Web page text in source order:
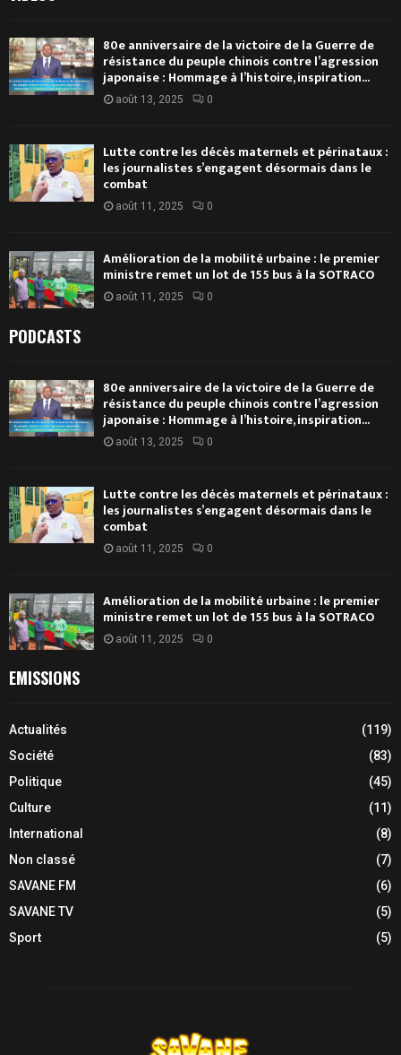
80e anniversaire de la victoire de la Guerre de
résistance du peuple chinois contre l’agression
japonaise : Hommage à l’histoire, inspiration...
août 13, 2025 0
Lutte contre les décès maternels et périnataux :
les journalistes s’engagent désormais dans le
combat
août 11, 2025 0
Amélioration de la mobilité urbaine : le premier
ministre remet un lot de 155 bus à la SOTRACO
août 11, 2025 0
PODCASTS
80e anniversaire de la victoire de la Guerre de
résistance du peuple chinois contre l’agression
japonaise : Hommage à l’histoire, inspiration...
août 13, 2025 0
Lutte contre les décès maternels et périnataux :
les journalistes s’engagent désormais dans le
combat
août 11, 2025 0
Amélioration de la mobilité urbaine : le premier
ministre remet un lot de 155 bus à la SOTRACO
août 11, 2025 0
EMISSIONS
Actualités
(119)
Société
(83)
Politique
(45)
Culture
(11)
International
(8)
Non classé
(7)
SAVANE FM
(6)
SAVANE TV
(5)
Sport
(5)